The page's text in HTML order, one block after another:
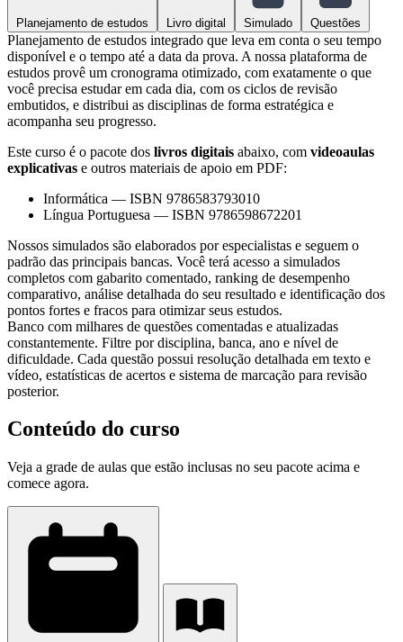
Planejamento de estudos Livro digital Simulado Questões
Planejamento de estudos integrado que leva em conta o seu tempo
disponível e o tempo até a data da prova. A nossa plataforma de
estudos provê um cronograma otimizado, com exatamente o que
você precisa estudar em cada dia, com os ciclos de revisão
embutidos, e distribui as disciplinas de forma estratégica e
acompanha seu progresso.
Este curso é o pacote dos livros digitais abaixo, com videoaulas
explicativas e outros materiais de apoio em PDF:
Informática — ISBN 9786583793010
Língua Portuguesa — ISBN 9786598672201
Nossos simulados são elaborados por especialistas e seguem o
padrão das principais bancas. Você terá acesso a simulados
completos com gabarito comentado, ranking de desempenho
comparativo, análise detalhada do seu resultado e identificação dos
pontos fortes e fracos para otimizar seus estudos.
Banco com milhares de questões comentadas e atualizadas
constantemente. Filtre por disciplina, banca, ano e nível de
dificuldade. Cada questão possui resolução detalhada em texto e
vídeo, estatísticas de acertos e sistema de marcação para revisão
posterior.
Conteúdo do curso
Veja a grade de aulas que estão inclusas no seu pacote acima e
comece agora.